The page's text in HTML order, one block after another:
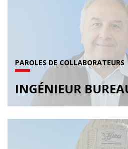
PAROLES DE COLLABORATEURS
INGÉNIEUR